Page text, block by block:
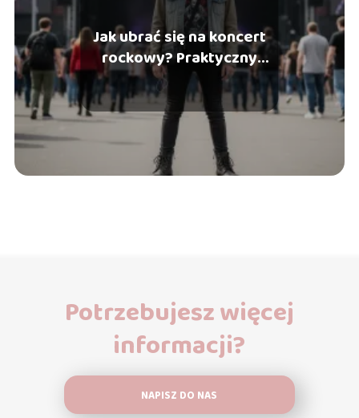
Jak ubrać się na koncert
rockowy? Praktyczny
poradnik
Potrzebujesz więcej
informacji?
NAPISZ DO NAS